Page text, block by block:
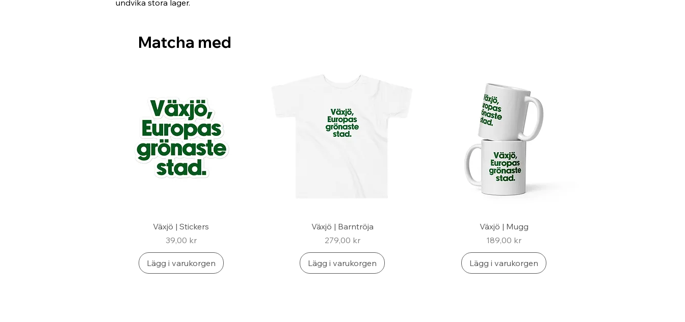
undvika stora lager.
Matcha med
Växjö | Stickers
Pris
39,00 kr
Lägg i varukorgen
Växjö | Barntröja
Pris
279,00 kr
Lägg i varukorgen
Växjö | Mugg
Pris
189,00 kr
Lägg i varukorgen